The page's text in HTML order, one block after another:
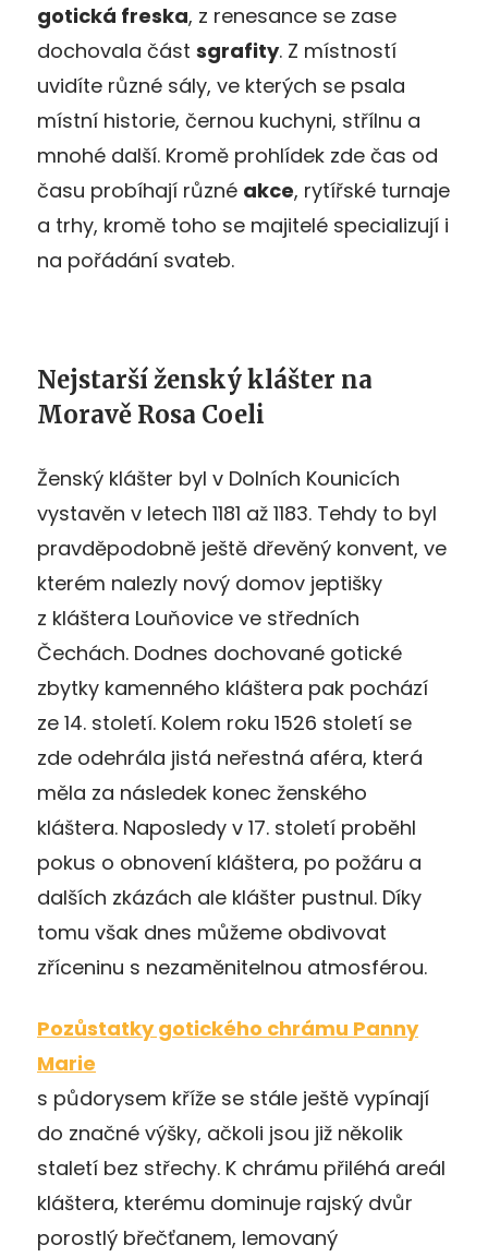
gotická freska, z renesance se zase
dochovala část sgrafity. Z místností
uvidíte různé sály, ve kterých se psala
místní historie, černou kuchyni, střílnu a
mnohé další. Kromě prohlídek zde čas od
času probíhají různé akce, rytířské turnaje
a trhy, kromě toho se majitelé specializují i
na pořádání svateb.
Nejstarší ženský klášter na
Moravě Rosa Coeli
Ženský klášter byl v Dolních Kounicích
vystavěn v letech 1181 až 1183. Tehdy to byl
pravděpodobně ještě dřevěný konvent, ve
kterém nalezly nový domov jeptišky
z kláštera Louňovice ve středních
Čechách. Dodnes dochované gotické
zbytky kamenného kláštera pak pochází
ze 14. století. Kolem roku 1526 století se
zde odehrála jistá neřestná aféra, která
měla za následek konec ženského
kláštera. Naposledy v 17. století proběhl
pokus o obnovení kláštera, po požáru a
dalších zkázách ale klášter pustnul. Díky
tomu však dnes můžeme obdivovat
zříceninu s nezaměnitelnou atmosférou.
Pozůstatky gotického chrámu Panny
Marie
s půdorysem kříže se stále ještě vypínají
do značné výšky, ačkoli jsou již několik
staletí bez střechy. K chrámu přiléhá areál
kláštera, kterému dominuje rajský dvůr
porostlý břečťanem, lemovaný